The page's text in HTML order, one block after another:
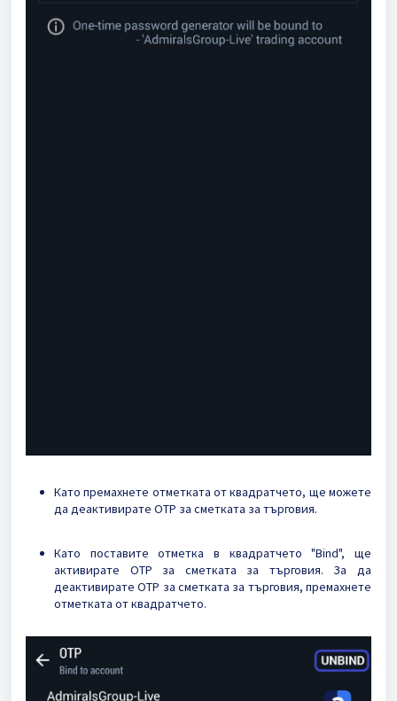
Като премахнете отметката от квадратчето, ще можете
да деактивирате OTP за сметката за търговия.
Като поставите отметка в квадратчето "Bind", ще
активирате OTP за сметката за търговия. За да
деактивирате OTP за сметката за търговия, премахнете
отметката от квадратчето.